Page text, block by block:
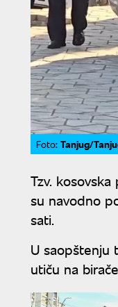
Foto: Tanjug/
Tzv.
su navodno
sati.
U saopštenju
utiču na